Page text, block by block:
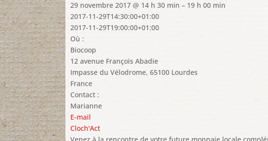
29 novembre 2017 @ 14 h 30 min – 19 h 00 min
2017-11-29T14:30:00+01:00
2017-11-29T19:00:00+01:00
Où :
Biocoop
12 avenue François Abadie
Impasse du Vélodrome, 65100 Lourdes
France
Contact :
Marianne
E-mail
Cloch'Act